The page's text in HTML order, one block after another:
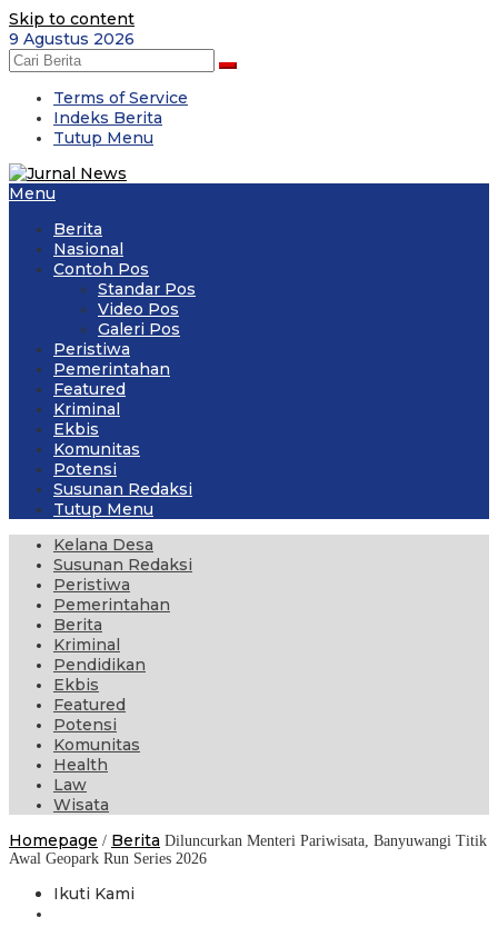
Skip to content
9 Agustus 2026
Terms of Service
Indeks Berita
Tutup Menu
Menu
Berita
Nasional
Contoh Pos
Standar Pos
Video Pos
Galeri Pos
Peristiwa
Pemerintahan
Featured
Kriminal
Ekbis
Komunitas
Potensi
Susunan Redaksi
Tutup Menu
Kelana Desa
Susunan Redaksi
Peristiwa
Pemerintahan
Berita
Kriminal
Pendidikan
Ekbis
Featured
Potensi
Komunitas
Health
Law
Wisata
Homepage / Berita Diluncurkan Menteri Pariwisata, Banyuwangi Titik
Awal Geopark Run Series 2026
Ikuti Kami